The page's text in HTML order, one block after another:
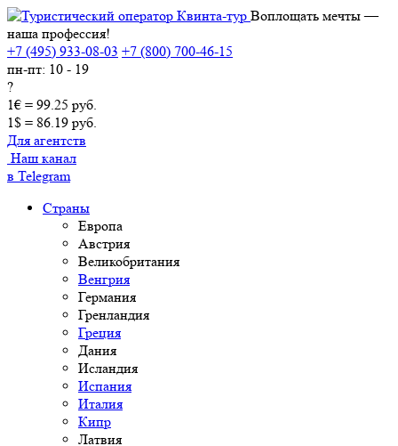
Воплощать мечты —
наша профессия!
+7 (495) 933-08-03 +7 (800) 700-46-15
пн-пт: 10 - 19
?
1€ = 99.25 руб.
1$ = 86.19 руб.
Для агентств
Наш канал
в Telegram
Страны
Европа
Австрия
Великобритания
Венгрия
Германия
Гренландия
Греция
Дания
Исландия
Испания
Италия
Кипр
Латвия